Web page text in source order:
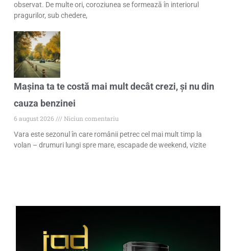
observat. De multe ori, coroziunea se formează în interiorul
pragurilor, sub chedere,
Mașina ta te costă mai mult decât crezi, și nu din
cauza benzinei
6 august 2026
Niciun comentariu
Vara este sezonul în care românii petrec cel mai mult timp la
volan – drumuri lungi spre mare, escapade de weekend, vizite